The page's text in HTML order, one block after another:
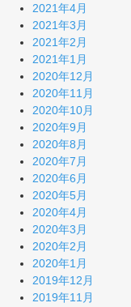
2021年4月
2021年3月
2021年2月
2021年1月
2020年12月
2020年11月
2020年10月
2020年9月
2020年8月
2020年7月
2020年6月
2020年5月
2020年4月
2020年3月
2020年2月
2020年1月
2019年12月
2019年11月